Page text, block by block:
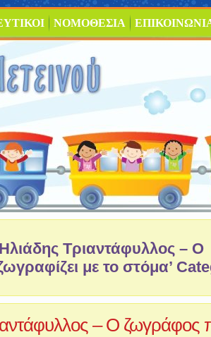
ΝΟΜΟΘΕΣΙΑ
Τριαντάφυλλος – Ο
με το στόμα’
– Ο ζωγράφος